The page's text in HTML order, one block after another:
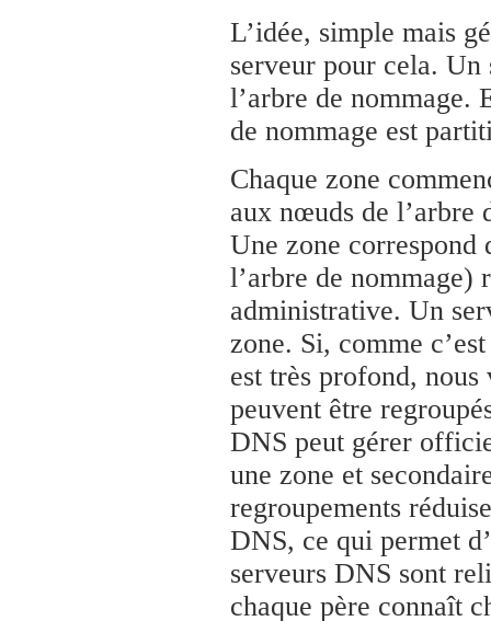
L’idée, simple mais
serveur pour cela. Un
l’arbre de nommage.
de nommage est
Chaque zone
aux nœuds de l’arbre
Une zone correspond
l’arbre de nommage)
administrative. Un
zone. Si, comme
est très profond,
peuvent être
DNS peut gérer
une zone et
regroupements
DNS, ce qui permet
serveurs DNS sont
chaque père connaît